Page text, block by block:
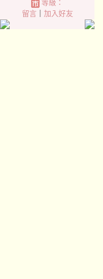
等級：
留言｜ 加入好友